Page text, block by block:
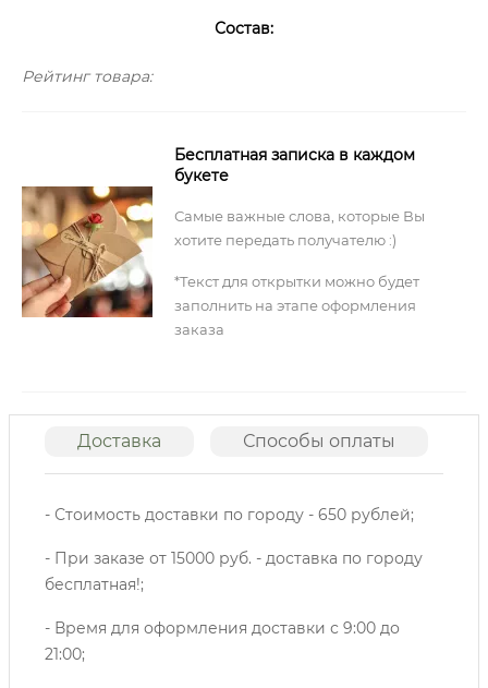
Состав:
Рейтинг товара:
Бесплатная записка в каждом
букете
Самые важные слова, которые Вы
хотите передать получателю :)
*Текст для открытки можно будет
заполнить на этапе оформления
заказа
Доставка Способы оплаты
- Стоимость доставки по городу - 650 рублей;
- При заказе от 15000 руб. - доставка по городу
бесплатная!;
- Время для оформления доставки с 9:00 до
21:00;